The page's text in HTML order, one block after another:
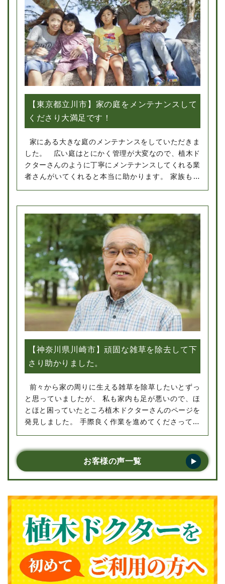
【東京都立川市】家の庭をメンテナンスして
くださり大満足です！
家にある大きな庭のメンテナンスをしていただきま
した。 広い庭はとにかく管理が大変なので、植木ド
クターさんのように丁寧にメンテナンスしてくれる業
者さんがいてくれると本当に助かります。 家族もと
ても喜んでいました。またお願いしたいです。
【神奈川県川崎市】頑固な雑草を除去して下
さり助かりました。
前々から家の周りに生える雑草を除草したいとずっ
と思っていましたが、 私も家内も足が悪いので、ほ
とほと困っていたところ植木ドクターさんのページを
発見しました。 手際良く作業を進めてくださってい
た。また何かあったら是非またお願いしたいで
お客様の声一覧